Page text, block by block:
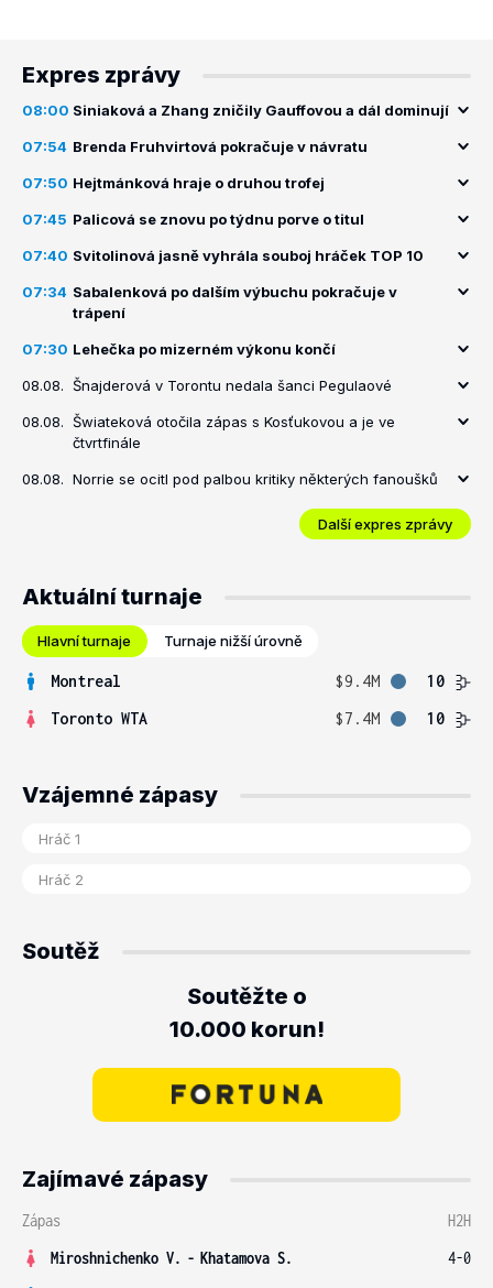
Expres zprávy
08:00 Siniaková a Zhang zničily Gauffovou a dál dominují
07:54 Brenda Fruhvirtová pokračuje v návratu
07:50 Hejtmánková hraje o druhou trofej
07:45 Palicová se znovu po týdnu porve o titul
07:40 Svitolinová jasně vyhrála souboj hráček TOP 10
07:34 Sabalenková po dalším výbuchu pokračuje v
trápení
07:30 Lehečka po mizerném výkonu končí
08.08. Šnajderová v Torontu nedala šanci Pegulaové
08.08. Šwiateková otočila zápas s Kosťukovou a je ve
čtvrtfinále
08.08. Norrie se ocitl pod palbou kritiky některých fanoušků
Další expres zprávy
Aktuální turnaje
Hlavní turnaje Turnaje nižší úrovně
Montreal $9.4M
10
Toronto WTA
$7.4M 10
Vzájemné zápasy
Soutěž
Soutěžte o
10.000 korun!
Zajímavé zápasy
Zápas
H2H
Miroshnichenko V. - Khatamova S.
4-0